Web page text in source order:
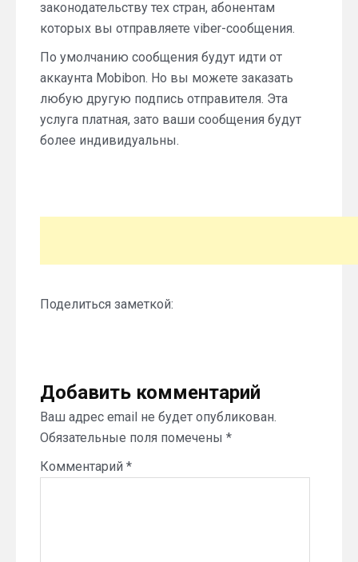
законодательству тех стран, абонентам
которых вы отправляете viber-сообщения.
По умолчанию сообщения будут идти от
аккаунта Mobibon. Но вы можете заказать
любую другую подпись отправителя. Эта
услуга платная, зато ваши сообщения будут
более индивидуальны.
Поделиться заметкой:
Добавить комментарий
Ваш адрес email не будет опубликован.
Обязательные поля помечены *
Комментарий *